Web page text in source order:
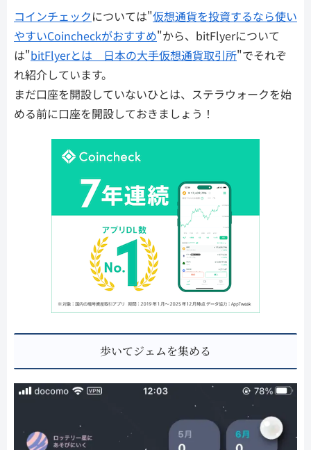
コインチェックについては"仮想通貨を投資するなら使い
やすいCoincheckがおすすめ"から、bitFlyerについて
は"bitFlyerとは 日本の大手仮想通貨取引所"でそれぞ
れ紹介しています。
まだ口座を開設していないひとは、ステラウォークを始
める前に口座を開設しておきましょう！
歩いてジェムを集める